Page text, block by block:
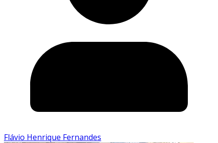
Flávio Henrique Fernandes